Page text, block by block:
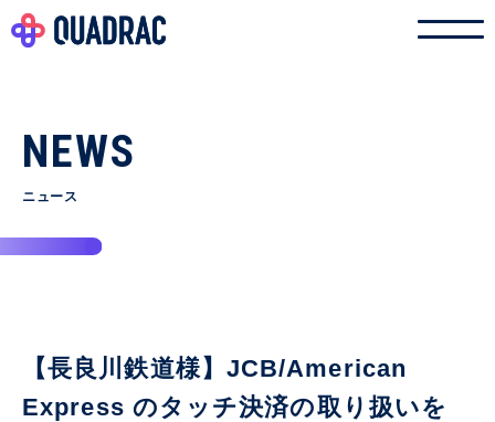
NEWS
ニュース
【長良川鉄道様】JCB/American
Express のタッチ決済の取り扱いを